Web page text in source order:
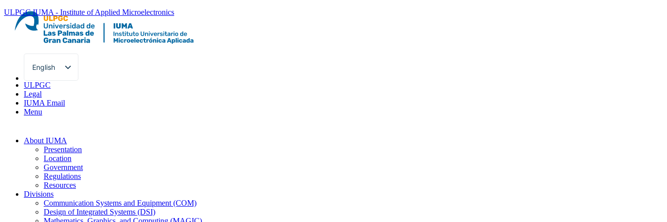
ULPGC IUMA - Institute of Applied Microelectronics
English
Spanish
ULPGC
Legal
IUMA Email
Menu
About IUMA
Presentation
Location
Government
Regulations
Resources
Divisions
Communication Systems and Equipment (COM)
Design of Integrated Systems (DSI)